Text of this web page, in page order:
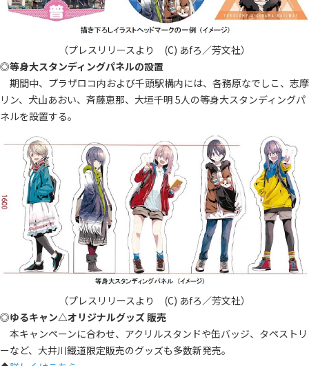
（プレスリリースより (C) あfろ／芳文社）
◎等身大スタンディングパネルの設置
期間中、プラザロコ内および千頭駅構内には、各務原なでしこ、志摩
リン、犬山あおい、斉藤恵那、大垣千明 5人の等身大スタンディングパ
ネルを設置する。
（プレスリリースより (C) あfろ／芳文社）
◎ゆるキャン△オリジナルグッズ 販売
本キャンペーンに合わせ、アクリルスタンドや缶バッジ、タペストリ
ーなど、大井川鐵道限定販売のグッズも多数新発売。